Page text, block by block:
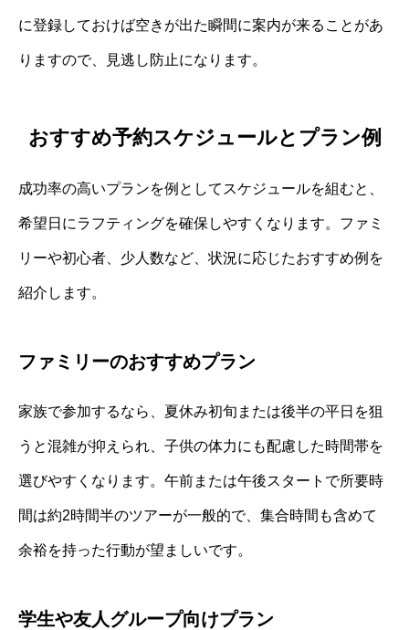
に登録しておけば空きが出た瞬間に案内が来ることがあ
りますので、見逃し防止になります。
おすすめ予約スケジュールとプラン例
成功率の高いプランを例としてスケジュールを組むと、
希望日にラフティングを確保しやすくなります。ファミ
リーや初心者、少人数など、状況に応じたおすすめ例を
紹介します。
ファミリーのおすすめプラン
家族で参加するなら、夏休み初旬または後半の平日を狙
うと混雑が抑えられ、子供の体力にも配慮した時間帯を
選びやすくなります。午前または午後スタートで所要時
間は約2時間半のツアーが一般的で、集合時間も含めて
余裕を持った行動が望ましいです。
学生や友人グループ向けプラン